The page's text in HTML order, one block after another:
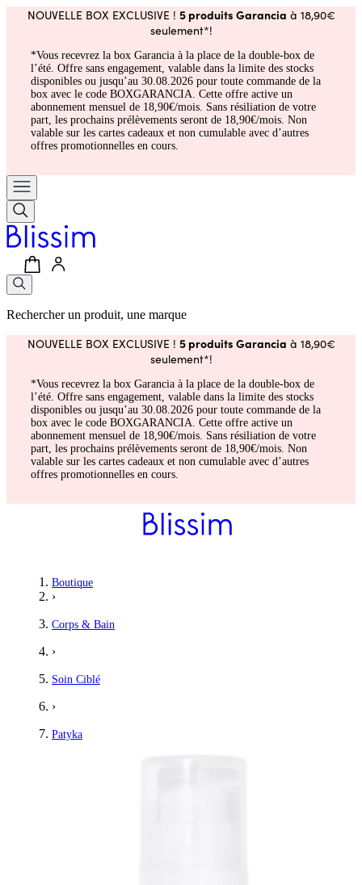
NOUVELLE BOX EXCLUSIVE ! 5 produits Garancia à 18,90€
seulement*!
*Vous recevrez la box Garancia à la place de la double-box de
l’été. Offre sans engagement, valable dans la limite des stocks
disponibles ou jusqu’au 30.08.2026 pour toute commande de la
box avec le code BOXGARANCIA. Cette offre active un
abonnement mensuel de 18,90€/mois. Sans résiliation de votre
part, les prochains prélèvements seront de 18,90€/mois. Non
valable sur les cartes cadeaux et non cumulable avec d’autres
offres promotionnelles en cours.
Rechercher un produit, une marque
NOUVELLE BOX EXCLUSIVE ! 5 produits Garancia à 18,90€
seulement*!
*Vous recevrez la box Garancia à la place de la double-box de
l’été. Offre sans engagement, valable dans la limite des stocks
disponibles ou jusqu’au 30.08.2026 pour toute commande de la
box avec le code BOXGARANCIA. Cette offre active un
abonnement mensuel de 18,90€/mois. Sans résiliation de votre
part, les prochains prélèvements seront de 18,90€/mois. Non
valable sur les cartes cadeaux et non cumulable avec d’autres
offres promotionnelles en cours.
Boutique
›
Corps & Bain
›
Soin Ciblé
›
Patyka